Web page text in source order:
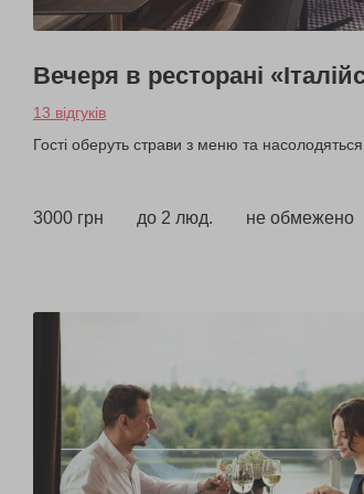
Вечеря в ресторані
13 відгуків
Гості оберуть страви з меню та
3000 грн до 2 люд. не обмежено